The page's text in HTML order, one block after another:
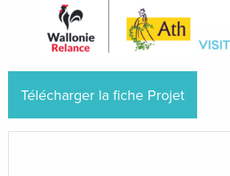
Télécharger la fiche Projet